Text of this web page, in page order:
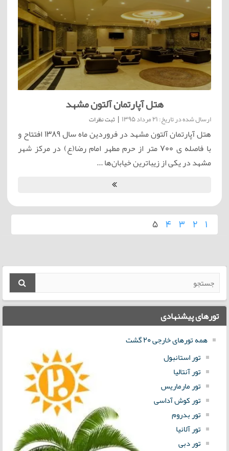
هتل آپارتمان آلتون مشهد
ارسال شده در تاریخ: 21 مرداد 1395 | ثبت نظرات
هتل آپارتمان آلتون مشهد در فروردین ماه سال 1389 افتتاح و
با فاصله ی ۷۰۰ متر از حرم مطهر امام رضا(ع) در مرکز شهر
مشهد در یکی از زیباترین خیابان‌ها ...
1
2
3
4
5
تورهای پیشنهادی
همه تورهای خارجی 20 گشت
تور استانبول
تور آنتالیا
تور مارماریس
تور کوش آداسی
تور بدروم
تور آلانیا
تور دبی